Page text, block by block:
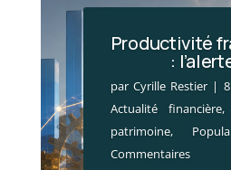
Productivité
:
par Cyrille Restier |
Actualité financière,
patrimoine,
Commentaires
SCI :
parCyrille Restier|
Brèves patrimoniales